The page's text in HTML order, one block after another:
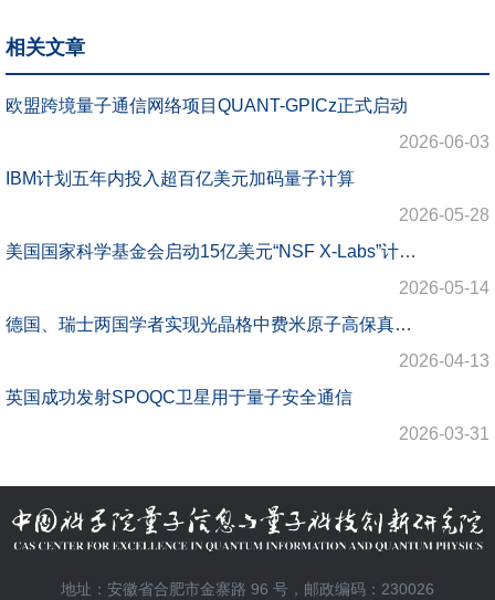
相关文章
欧盟跨境量子通信网络项目QUANT-GPICz正式启动
2026-06-03
IBM计划五年内投入超百亿美元加码量子计算
2026-05-28
美国国家科学基金会启动15亿美元“NSF X-Labs”计划 首轮资助聚焦量子系统与新一代科学仪器
2026-05-14
德国、瑞士两国学者实现光晶格中费米原子高保真度量子门
2026-04-13
英国成功发射SPOQC卫星用于量子安全通信
2026-03-31
地址：安徽省合肥市金寨路 96 号，邮政编码：230026